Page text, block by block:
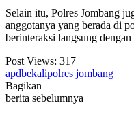
Selain itu, Polres Jombang
anggotanya yang berada di
berinteraksi langsung
Post Views: 317
apdbekalipolres jombang
Bagikan
berita sebelumnya